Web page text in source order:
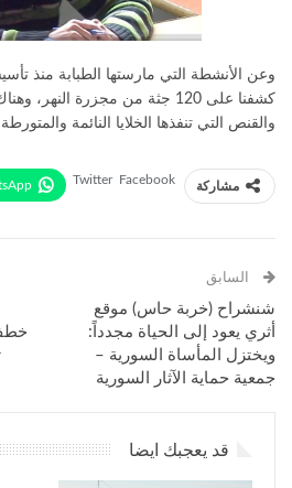
وعن الأنشطة التي مارستها الطبابة منذ
كشفنا على 120 جثة من مجزرة
والقنص التي تنفذها الخلايا النائمة
مشاركة Facebook
Twitter
السابق
شنشراح (خربة حاس) موقع
أثري يعود إلى الحياة مجدداً:
ويختزل المأساة السورية –
جمعية حماية الآثار السورية
قد يعجبك ايضا